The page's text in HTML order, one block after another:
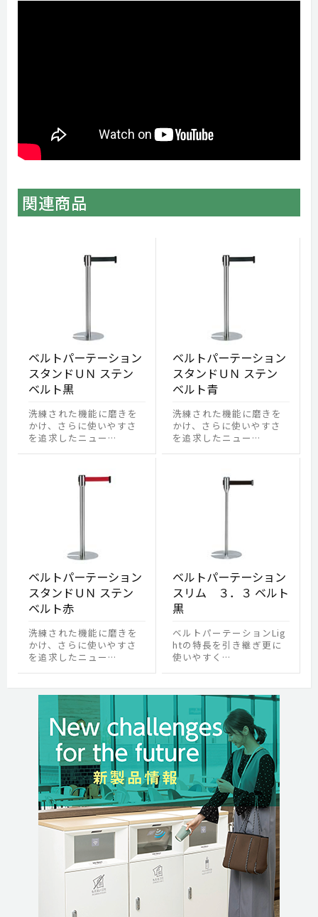
関連商品
ベルトパーテーション
スタンドＵＮ ステン
ベルト黒
洗練された機能に磨きを
かけ、さらに使いやすさ
を追求したニュー…
ベルトパーテーション
スタンドＵＮ ステン
ベルト青
洗練された機能に磨きを
かけ、さらに使いやすさ
を追求したニュー…
ベルトパーテーション
スタンドＵＮ ステン
ベルト赤
洗練された機能に磨きを
かけ、さらに使いやすさ
を追求したニュー…
ベルトパーテーション
スリム ３．３ ベルト
黒
ベルトパーテーションLig
htの特長を引き継ぎ更に
使いやすく…